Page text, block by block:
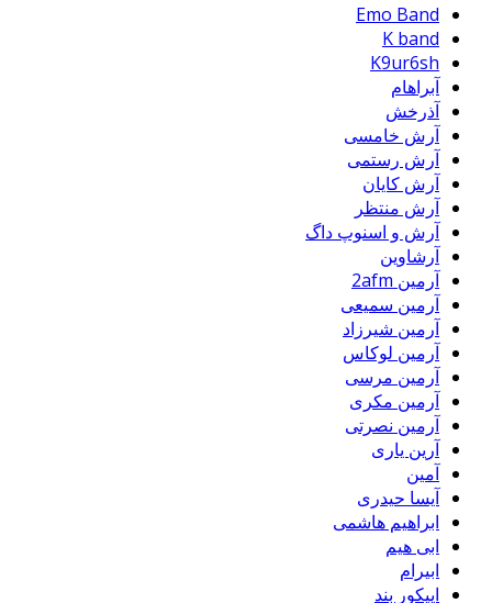
Emo Band
K band
K9ur6sh
آبراهام
آذرخش
آرش خامسی
آرش رستمی
آرش کایان
آرش منتظر
آرش و اسنوپ داگ
آرشاوین
آرمین 2afm
آرمین سمیعی
آرمین شیرزاد
آرمین لوکاس
آرمین مرسی
آرمین مکری
آرمین نصرتی
آرین یاری
آمین
آیسا حیدری
ابراهیم هاشمی
ابی هیم
ابیرام
اپیکور بند